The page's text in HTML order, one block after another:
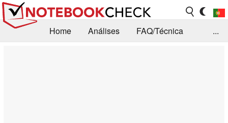
Home Análises
FAQ/Técnica
...